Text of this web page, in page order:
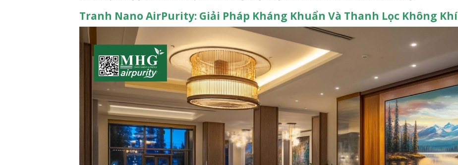
Tranh Nano AirPurity: Giải Pháp Kháng Khuẩn Và Thanh Lọc Không Khí